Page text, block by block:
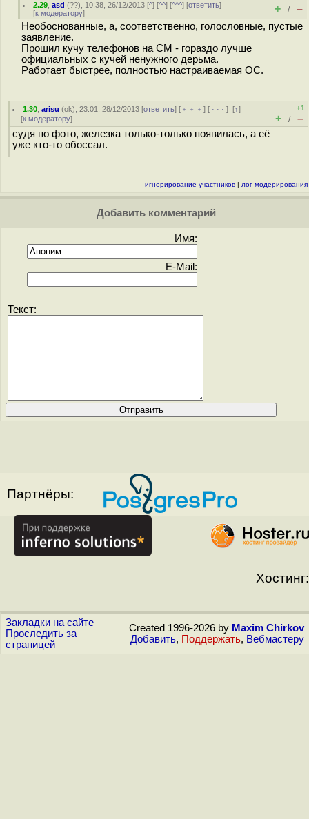
2.29 ,asd (??), 10:38, 26/12/2013 [^] [^^] [^^^] [ответить]
[к модератору] + / –
Необоснованные, а, соответственно, голословные, пустые
заявление.
Прошил кучу телефонов на СМ - гораздо лучше
официальных с кучей ненужного дерьма.
Работает быстрее, полностью настраиваемая ОС.
1.30 ,arisu (ok), 23:01, 28/12/2013 [ответить] [ ﹢﹢﹢] [ · · ·][↑]
[к модератору]
+1
+ / –
судя по фото, железка только-только появилась, а её
уже кто-то обоссал.
игнорирование участников | лог модерирования
Добавить комментарий
Имя:
E-Mail:
Текст:
Партнёры:
Хостинг:
Закладки на сайте
Проследить за
страницей
Created 1996-2026 by Maxim Chirkov
Добавить, Поддержать, Вебмастеру